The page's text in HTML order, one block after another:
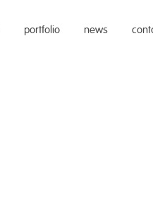
portfolio news